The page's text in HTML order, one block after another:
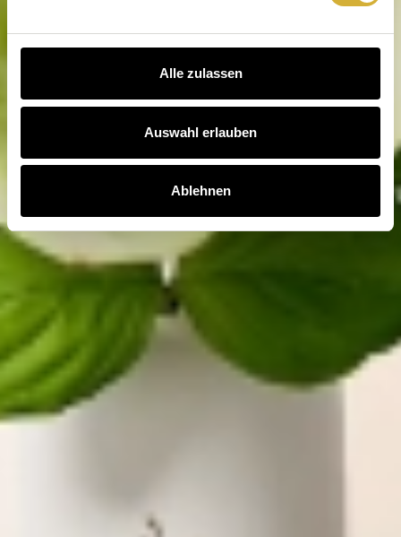
Alle zulassen
Auswahl erlauben
Ablehnen